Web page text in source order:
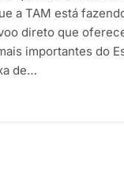
a TAM está
direto que
importantes do
de…